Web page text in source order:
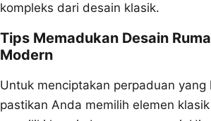
kompleks dari desain klasik.
Tips Memadukan Desain
Modern
Untuk menciptakan perpaduan yang
pastikan Anda memilih elemen